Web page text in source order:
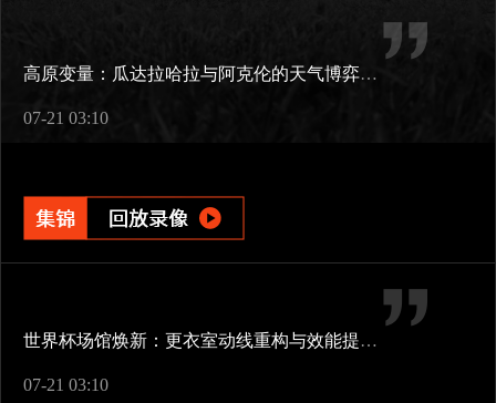
高原变量：瓜达拉哈拉与阿克伦的天气博弈如何重塑2026世界杯战术逻辑
07-21 03:10
世界杯场馆焕新：更衣室动线重构与效能提升方案
07-21 03:10